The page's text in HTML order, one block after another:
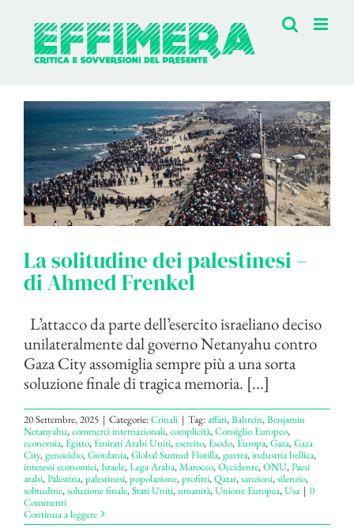
contenuto
La solitudine dei palestinesi –
di Ahmed Frenkel
L’attacco da parte dell’esercito israeliano deciso
unilateralmente dal governo Netanyahu contro
Gaza City assomiglia sempre più a una sorta
soluzione finale di tragica memoria. [...]
20 Settembre, 2025 | Categorie:Crinali | Tag:affari,Bahrein,Benjamin
Netanyahu,commerci internazionali,complicità,Consiglio Europeo,
economia,Egitto,Emirati Arabi Uniti,esercito,Esodo,Europa,Gaza,Gaza
City,genocidio,Giordania,Global Sumud Flotilla,guerra,industria bellica,
interessi economici,Israele,Lega Araba,Marocco,Occidente,ONU,Paesi
arabi,Palestina,palestinesi,popolazione,profitti,Qatar,sanzioni,silenzio,
solitudine,soluzione finale,Stati Uniti,umanità,Unione Europea,Usa | 0
Commenti
Continua a leggere